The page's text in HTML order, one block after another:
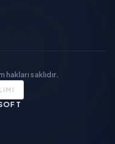
hakları saklıdır.